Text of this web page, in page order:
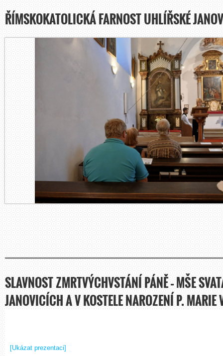
ŘÍMSKOKATOLICKÁ FARNOST UHLÍŘSKÉ
SLAVNOST ZMRTVÝCHVSTÁNÍ PÁNĚ – MŠE
JANOVICÍCH A V KOSTELE NAROZENÍ P.
[Ukázat prezentaci]